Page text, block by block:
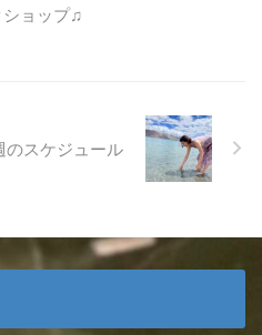
ョップ♫
のスケジュール